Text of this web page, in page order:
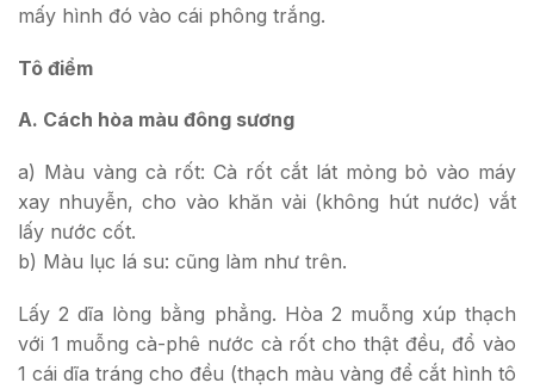
mấy hình đó vào cái phông trắng.
Tô điểm
A. Cách hòa màu đông sương
a) Màu vàng cà rốt: Cà rốt cắt lát mỏng bỏ vào máy
xay nhuyễn, cho vào khăn vải (không hút nước) vắt
lấy nước cốt.
b) Màu lục lá su: cũng làm như trên.
Lấy 2 dĩa lòng bằng phẳng. Hòa 2 muỗng xúp thạch
với 1 muỗng cà-phê nước cà rốt cho thật đều, đổ vào
1 cái dĩa tráng cho đều (thạch màu vàng để cắt hình tô